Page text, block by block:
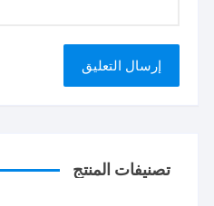
تصنيفات المنتج